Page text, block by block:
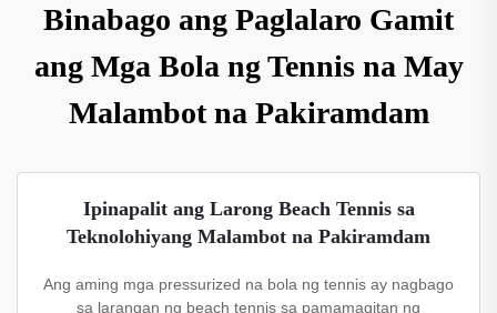
Binabago ang Paglalaro Gamit
ang Mga Bola ng Tennis na May
Malambot na Pakiramdam
Ipinapalit ang Larong Beach Tennis sa
Teknolohiyang Malambot na Pakiramdam
Ang aming mga pressurized na bola ng tennis ay nagbago
sa larangan ng beach tennis sa pamamagitan ng